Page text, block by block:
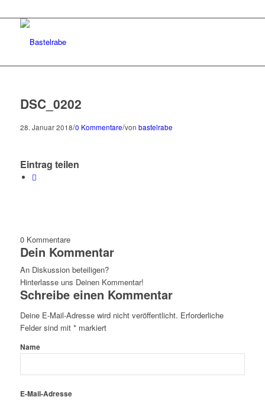
DSC_0202
28. Januar 2018/0 Kommentare/von bastelrabe
Eintrag teilen
0 Kommentare
Dein Kommentar
An Diskussion beteiligen?
Hinterlasse uns Deinen Kommentar!
Schreibe einen Kommentar
Deine E-Mail-Adresse wird nicht veröffentlicht. Erforderliche
Felder sind mit *markiert
Name
E-Mail-Adresse